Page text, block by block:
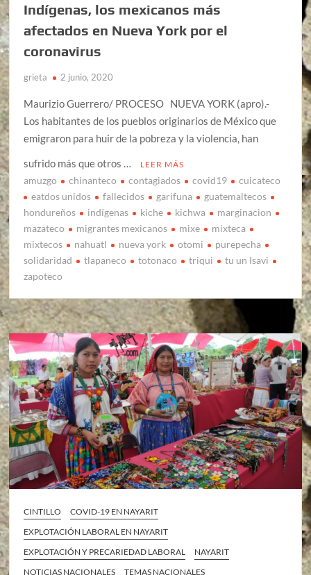
Indígenas, los mexicanos más
afectados en Nueva York por el
coronavirus
grieta 2 junio, 2020
Maurizio Guerrero/ PROCESO NUEVA YORK (apro).-
Los habitantes de los pueblos originarios de México que
emigraron para huir de la pobreza y la violencia, han
sufrido más que otros …
LEER MÁS
amuzgo chinanteco contagiados covid19
cuicateco
eatdos unidos
fallecidos garifuna
guatemaltecos
hondureños
indígenas kiche kichwa
marginacion
mazateco
migrantes mexicanos mixe
mixteca
mixtecos
nahuatl nueva york otomi
purepecha
solidaridad
tlapaneco totonaco triqui
tu un Isavi
zapoteco
CINTILLO
COVID-19 EN NAYARIT
EXPLOTACIÓN LABORAL EN NAYARIT
EXPLOTACIÓN Y PRECARIEDAD LABORAL
NAYARIT
NOTICIAS NACIONALES
TEMAS NACIONALES